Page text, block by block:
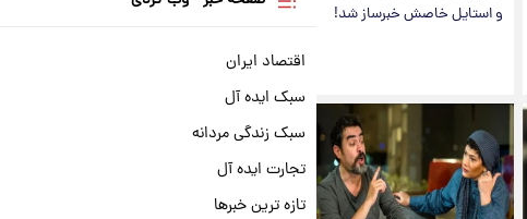
و استایل خاصش خبرساز شد!
اقتصاد ایران
سبک ایده آل
سبک زندگی مردانه
تجارت ایده آل
تازه ترین خبرها